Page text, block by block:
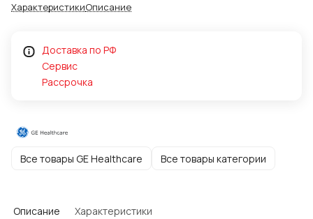
ХарактеристикиОписание
Доставка по РФ
Сервис
Рассрочка
Все товары GE Healthcare Все товары категории
Описание Характеристики